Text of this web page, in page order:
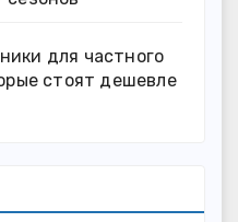
для частного
стоят дешевле